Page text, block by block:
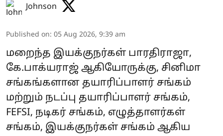
Johnson
Published on: 05 Aug 2026, 9:39 am
மறைந்த இயக்குநர்கள் பாரதிராஜா,
கே.பாக்யராஜ் ஆகியோருக்கு, சினிமா
சங்கங்களான தயாரிப்பாளர் சங்கம்
மற்றும் நடப்பு தயாரிப்பாளர் சங்கம்,
FEFSI, நடிகர் சங்கம், எழுத்தாளர்கள்
சங்கம், இயக்குநர்கள் சங்கம் ஆகிய